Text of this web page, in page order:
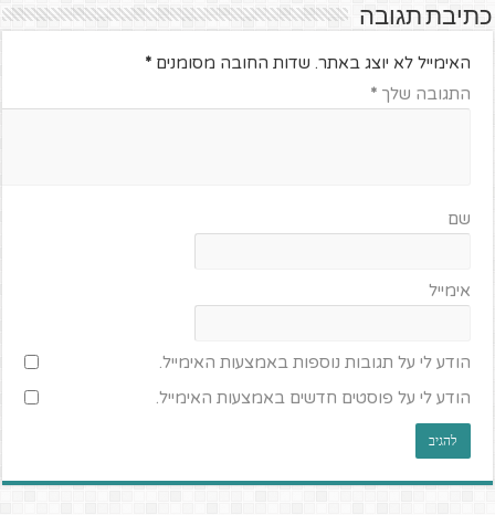
כתיבת תגובה
האימייל לא יוצג באתר. שדות החובה מסומנים*
התגובה שלך*
שם
אימייל
הודע לי על תגובות נוספות באמצעות האימייל.
הודע לי על פוסטים חדשים באמצעות האימייל.